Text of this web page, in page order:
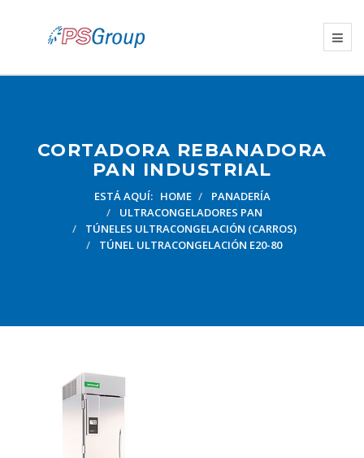
CORTADORA REBANADORA
PAN INDUSTRIAL
ESTÁ AQUÍ: HOME
PANADERÍA
ULTRACONGELADORES PAN
TÚNELES ULTRACONGELACIÓN (CARROS)
TÚNEL ULTRACONGELACIÓN E20-80